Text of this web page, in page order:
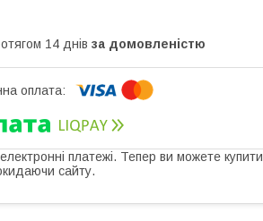
14 днів за домовленістю
платежі. Тепер ви можете купити
сайту.